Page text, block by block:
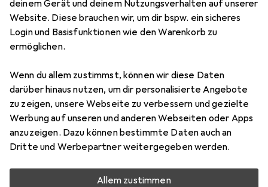
deinem Gerät und deinem Nutzungsverhalten auf unserer
Website. Diese brauchen wir, um dir bspw. ein sicheres
Login und Basisfunktionen wie den Warenkorb zu
ermöglichen.
Wenn du allem zustimmst, können wir diese Daten
darüber hinaus nutzen, um dir personalisierte Angebote
zu zeigen, unsere Webseite zu verbessern und gezielte
Werbung auf unseren und anderen Webseiten oder Apps
anzuzeigen. Dazu können bestimmte Daten auch an
Dritte und Werbepartner weitergegeben werden.
Allem zustimmen
3 Bilder
CMP CampagnoloSoftshell Hoodie
Jacke
140
Preis in EUR inkl. MwSt.
EUR
44,95
4
Bewertungen Marke
Mehr von CMP